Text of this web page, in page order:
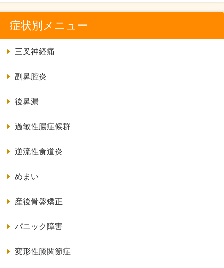
症状別メニュー
三叉神経痛
副鼻腔炎
後鼻漏
過敏性腸症候群
逆流性食道炎
めまい
産後骨盤矯正
パニック障害
変形性膝関節症